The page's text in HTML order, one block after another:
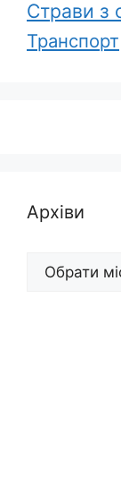
Страви з
Транспорт
Архіви
Архіви